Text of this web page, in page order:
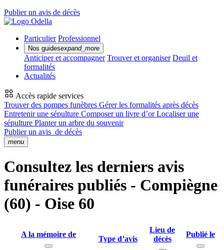
Publier un avis de décès
Particulier Professionnel
Nos guidesexpand_more
Anticiper et accompagner Trouver et organiser Deuil et
formalités
Actualités
Accès rapide services
Trouver des pompes funèbres Gérer les formalités après décès
Entretenir une sépulture Composer un livre d’orLocaliser une
sépulture Planter un arbre du souvenir
Publier un avis de décès
menu
Consultez les derniers avis
funéraires publiés - Compiègne
(60) - Oise 60
A la mémoire de
Type d’avis
Lieu de
décès
Publié le